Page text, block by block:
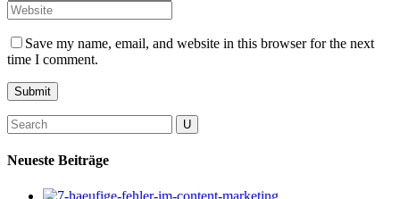
Save my name, email, and website in this browser for the next
time I comment.
Search
for:
Neueste Beiträge